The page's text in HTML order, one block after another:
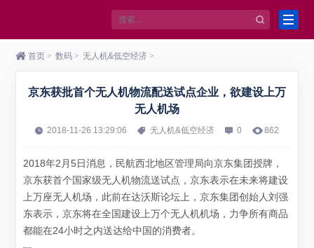
首页 > 数码 > 无人机&低空经济 >
京东获批首个无人机物流配送试点企业，欲建设上万
无人机场
2018-11-26 13:29:06 无人机&低空经济 0 862
2018年2月5日消息，民航西北地区管理局向京东集团授牌，
京东获首个国家级无人机物流送试点，京东表示在未来将建设
上万座无人机场，此前在达沃斯论坛上，京东集团创始人刘强
东表示，京东将在全国建设上万个无人机机场，力争所有商品
都能在24小时之内送达给中国的消费者。